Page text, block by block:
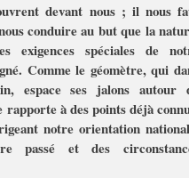
devant nous ; il nous
conduire au but que la
exigences spéciales de
Comme le géomètre, qui
espace ses jalons autour
à des points déjà
notre orientation
passé et des